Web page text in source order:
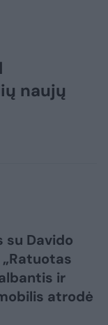
naujų
su Davido
ir
atrodė